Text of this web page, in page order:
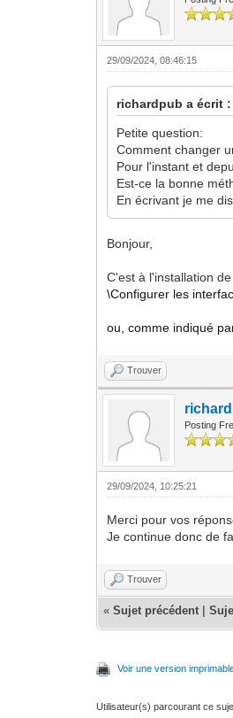
29/09/2024, 08:46:15
richardpub a écrit :
Petite question:
Comment changer
Pour l'instant et
Est-ce la bonne
En écrivant je me
Bonjour,
C'est à l'installation
\Configurer les
ou, comme indiqué
Trouver
Posting
29/09/2024, 10:25:21
Merci pour vos
Je continue donc de
Trouver
«Sujet précédent |
Voir une version
Utilisateur(s) parcourant ce